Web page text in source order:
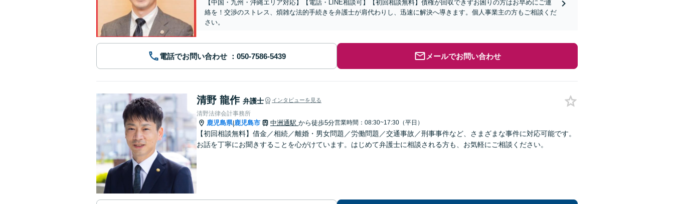
【中国・九州・沖縄エリア対応】【電話・LINE相談可】【初回相談無料】債権が回収できずお困りの方はお早めにご連
絡を！交渉のストレス、煩雑な法的手続きを弁護士が肩代わりし、迅速に解決へ導きます。個人事業主の方もご相談くだ
さい。
電話でお問い合わせ メールでお問い合わせ
清野 龍作 弁護士 インタビューを見る
清野法律会計事務所
鹿児島県|鹿児島市 中洲通駅 から徒歩5分営業時間：08:30~17:30（平日）
【初回相談無料】借金／相続／離婚・男女問題／労働問題／交通事故／刑事事件など、さまざまな事件に対応可能です。
お話を丁寧にお聞きすることを心がけています。はじめて弁護士に相談される方も、お気軽にご相談ください。